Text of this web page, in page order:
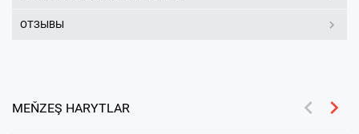
ОТЗЫВЫ
MEŇZEŞ HARYTLAR